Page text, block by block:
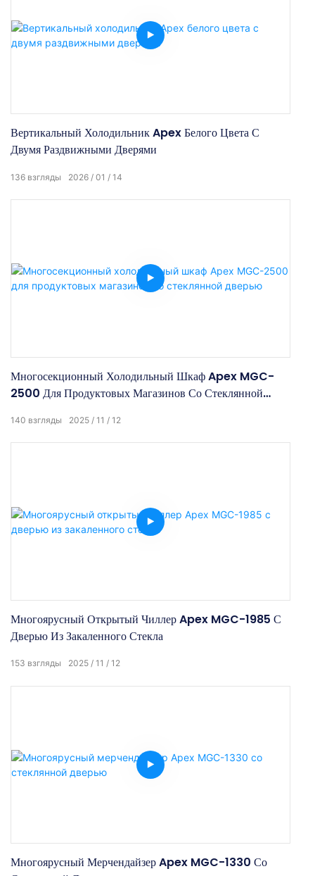
Вертикальный Холодильник Apex Белого Цвета С
Двумя Раздвижными Дверями
2026 01 14
136 взгляды
Многосекционный Холодильный Шкаф Apex MGC-
2500 Для Продуктовых Магазинов Со Стеклянной
2025 11 12
140 взгляды
Многоярусный Открытый Чиллер Apex MGC-1985 С
Дверью Из Закаленного Стекла
2025 11 12
153 взгляды
Многоярусный Мерчендайзер Apex MGC-1330 Со